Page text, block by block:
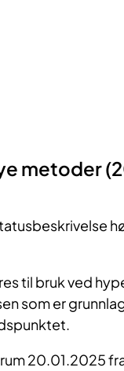
metoder
til bruk ved
som er
20.01.2025